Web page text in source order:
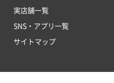
実店舗一覧
SNS・アプリ一覧
サイトマップ